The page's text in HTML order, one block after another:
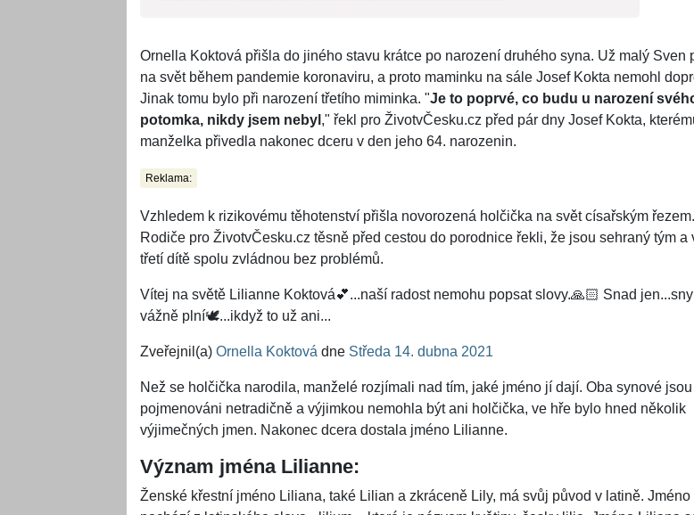
Ornella Koktová přišla do jiného stavu krátce po narození druhého syna. Už malý Sven
na svět během pandemie koronaviru, a proto maminku na sále Josef Kokta nemohl
Jinak tomu bylo při narození třetího miminka. "Je to poprvé, co budu u narození
potomka, nikdy jsem nebyl ," řekl pro ŽivotvČesku.cz před pár dny Josef Kokta,
manželka přivedla nakonec dceru v den jeho 64. narozenin.
Reklama:
Vzhledem k rizikovému těhotenství přišla novorozená holčička na svět císařským řezem.
Rodiče pro ŽivotvČesku.cz těsně před cestou do porodnice řekli, že jsou sehraný tým a
třetí dítě spolu zvládnou bez problémů.
Vítej na světě Lilianne Koktová💕...naší radost nemohu popsat slovy.🙏🏻 Snad
vážně plní🕊...ikdyž to už ani...
Zveřejnil(a) Ornella Koktová dne Středa 14. dubna 2021
Než se holčička narodila, manželé rozjímali nad tím, jaké jméno jí dají. Oba synové jsou
pojmenováni netradičně a výjimkou nemohla být ani holčička, ve hře bylo hned několik
výjimečných jmen. Nakonec dcera dostala jméno Lilianne.
Význam jména Lilianne:
Ženské křestní jméno Liliana, také Lilian a zkráceně Lily, má svůj původ v latině. Jméno